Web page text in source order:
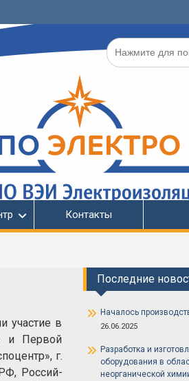
Поиск
по:
Контакты
участие в
и Первой
г.
Россий­
Последние
Началось
26.06.2025
Разработка и
оборудования в
неорганической